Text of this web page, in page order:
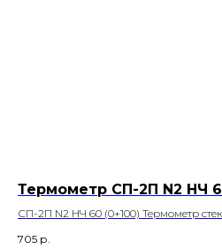
Термометр СП-2П N2 НЧ
СП-2П N2 НЧ 60 (0+100) Термометр
705 р.